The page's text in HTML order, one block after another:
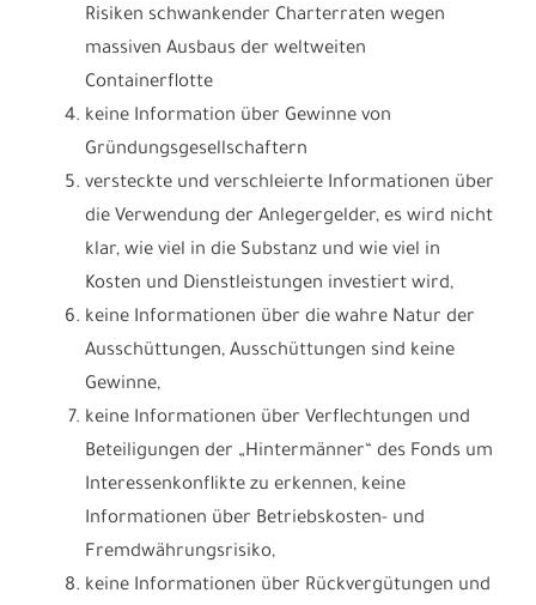
Risiken schwankender Charterraten wegen
massiven Ausbaus der weltweiten
Containerflotte
keine Information über Gewinne von
Gründungsgesellschaftern
versteckte und verschleierte Informationen über
die Verwendung der Anlegergelder, es wird nicht
klar, wie viel in die Substanz und wie viel in
Kosten und Dienstleistungen investiert wird,
keine Informationen über die wahre Natur der
Ausschüttungen, Ausschüttungen sind keine
Gewinne,
keine Informationen über Verflechtungen und
Beteiligungen der „Hintermänner“ des Fonds um
Interessenkonflikte zu erkennen, keine
Informationen über Betriebskosten- und
Fremdwährungsrisiko,
keine Informationen über Rückvergütungen und